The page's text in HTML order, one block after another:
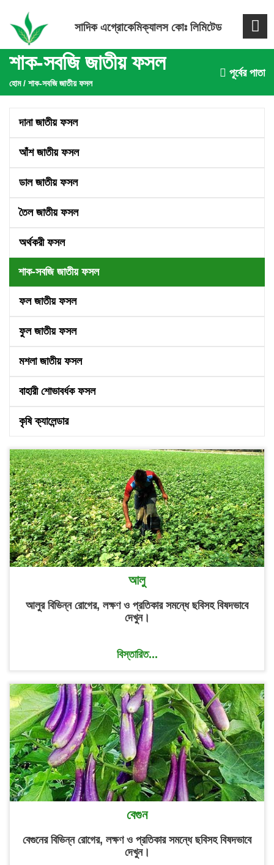
শাক-সবজি জাতীয় ফসল পূর্বের পাতা
হোম/ শাক-সবজি জাতীয় ফসল
দানা জাতীয় ফসল
আঁশ জাতীয় ফসল
ডাল জাতীয় ফসল
তৈল জাতীয় ফসল
অর্থকরী ফসল
শাক-সবজি জাতীয় ফসল
ফল জাতীয় ফসল
ফুল জাতীয় ফসল
মশলা জাতীয় ফসল
বাহারী শোভাবর্ধক ফসল
কৃষি ক্যালেন্ডার
আলু
আলুর বিভিন্ন রোগের, লক্ষণ ও প্রতিকার সমন্ধে ছবিসহ বিষদভাবে
দেখুন।
বিস্তারিত...
বেগুন
বেগুনের বিভিন্ন রোগের, লক্ষণ ও প্রতিকার সমন্ধে ছবিসহ বিষদভাবে
দেখুন।
সাদিক এগ্রোকেমিক্যালস কোঃ লিমিটেড